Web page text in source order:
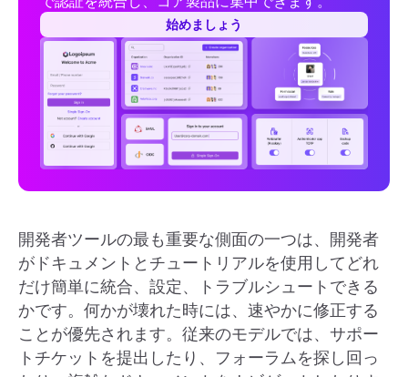
始めましょう
開発者ツールの最も重要な側面の一つは、開発者
がドキュメントとチュートリアルを使用してどれ
だけ簡単に統合、設定、トラブルシュートできる
かです。何かが壊れた時には、速やかに修正する
ことが優先されます。従来のモデルでは、サポー
トチケットを提出したり、フォーラムを探し回っ